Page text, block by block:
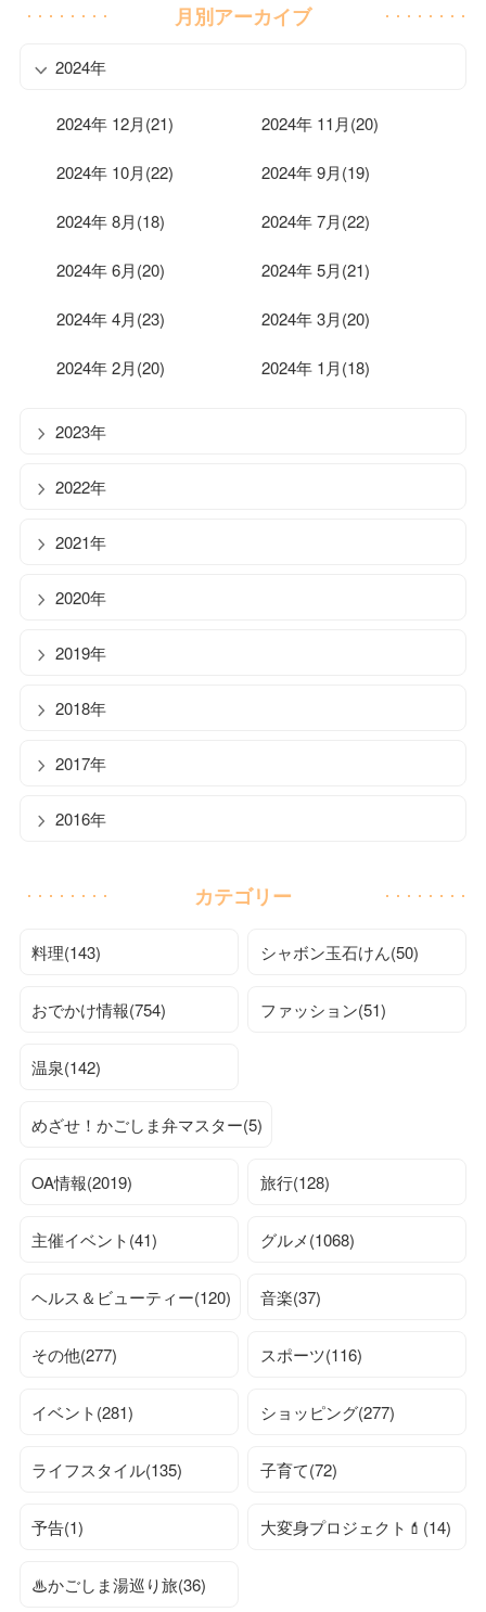
月別アーカイブ
2024年
2024年 12月(21) 2024年 11月(20)
2024年 10月(22) 2024年 9月(19)
2024年 8月(18) 2024年 7月(22)
2024年 6月(20) 2024年 5月(21)
2024年 4月(23) 2024年 3月(20)
2024年 2月(20) 2024年 1月(18)
2023年
2022年
2021年
2020年
2019年
2018年
2017年
2016年
カテゴリー
料理(143) シャボン玉石けん(50)
おでかけ情報(754) ファッション(51)
温泉(142)
めざせ！かごしま弁マスター(5)
OA情報(2019) 旅行(128)
主催イベント(41) グルメ(1068)
ヘルス＆ビューティー(120) 音楽(37)
その他(277) スポーツ(116)
イベント(281) ショッピング(277)
ライフスタイル(135) 子育て(72)
予告(1) 大変身プロジェクト💄(14)
♨かごしま湯巡り旅(36)